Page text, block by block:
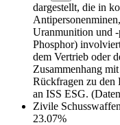
dargestellt, die in
Uranmunition und
Phosphor)
dem Vertrieb oder
Zusammenhang
Rückfragen zu den
an ISS ESG.
Zivile
23.07%